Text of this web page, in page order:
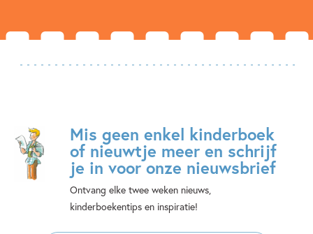
Mis geen enkel kinderboek
of nieuwtje meer en schrijf
je in voor onze nieuwsbrief
Ontvang elke twee weken nieuws,
kinderboekentips en inspiratie!